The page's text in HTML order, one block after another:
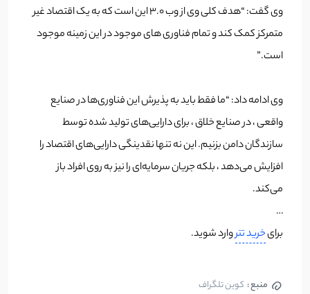
وی گفت: “هدف کلی وی از وب 3.0 این است که به یک اقتصاد غیر
متمرکز کمک کند و تمام فناوری های موجود در این زمینه موجود
است.”
وی ادامه داد: “ما فقط باید به پذیرش این فناوری‌ها در صنایع
واقعی ، در صنایع خلاق ، برای دارایی‌های تولید شده توسط
سازندگان دامن بزنیم. این نه تنها نقدینگی دارایی‌های اقتصاد را
افزایش می‌دهد ، بلکه جریان سرمایه‌ای را نیز به روی افراد باز
می‌کند.
…
برایخرید تتروارد شوید.
منبع : کوین تلگراف